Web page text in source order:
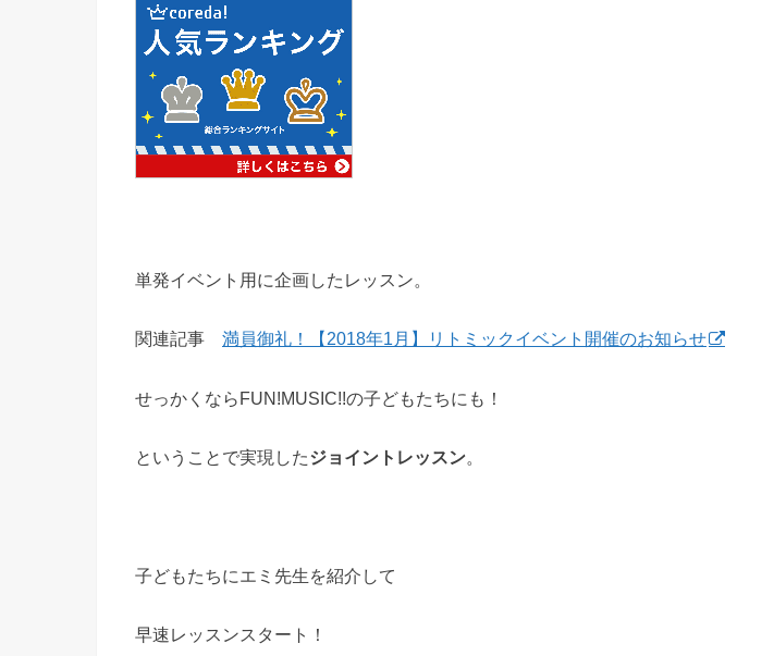
単発イベント用に企画したレッスン。
関連記事 満員御礼！【2018年1月】リトミックイベント開催のお知らせ
せっかくならFUN!MUSIC!!の子どもたちにも！
ということで実現したジョイントレッスン。
子どもたちにエミ先生を紹介して
早速レッスンスタート！